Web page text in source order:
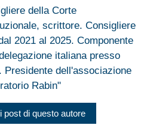
della Corte
scrittore. Consigliere
2021 al 2025. Componente
italiana presso
Presidente dell'associazione
Rabin"
post di questo autore